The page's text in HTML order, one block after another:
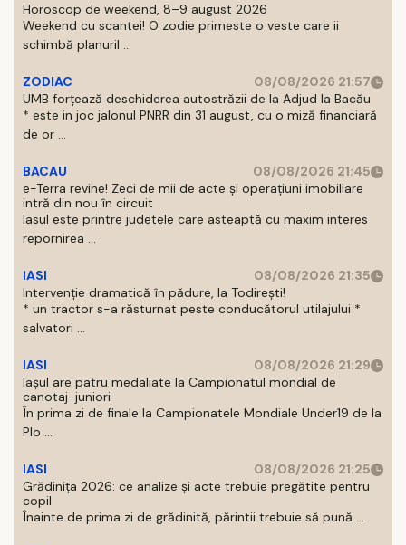
Horoscop de weekend, 8–9 august 2026
Weekend cu scantei! O zodie primeste o veste care ii
schimbă planuril ...
ZODIAC
08/08/2026 21:57
UMB forțează deschiderea autostrăzii de la Adjud la Bacău
* este in joc jalonul PNRR din 31 august, cu o miză financiară
de or ...
BACAU
08/08/2026 21:45
e-Terra revine! Zeci de mii de acte și operațiuni imobiliare
intră din nou în circuit
Iasul este printre judetele care asteaptă cu maxim interes
repornirea ...
IASI
08/08/2026 21:35
Intervenție dramatică în pădure, la Todirești!
* un tractor s-a răsturnat peste conducătorul utilajului *
salvatori ...
IASI
08/08/2026 21:29
Iaşul are patru medaliate la Campionatul mondial de
canotaj-juniori
În prima zi de finale la Campionatele Mondiale Under19 de la
Plo ...
IASI
08/08/2026 21:25
Grădinița 2026: ce analize și acte trebuie pregătite pentru
copil
Înainte de prima zi de grădinită, părintii trebuie să pună ...